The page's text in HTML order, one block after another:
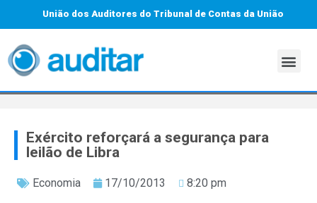
União dos Auditores do Tribunal de Contas da União
Exército reforçará a segurança para
leilão de Libra
Economia 17/10/2013 8:20 pm